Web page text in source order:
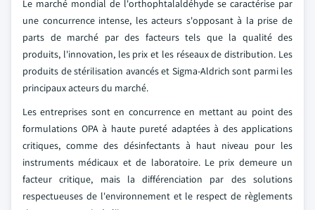
Le marché mondial de l'orthophtalaldéhyde se caractérise par
une concurrence intense, les acteurs s'opposant à la prise de
parts de marché par des facteurs tels que la qualité des
produits, l'innovation, les prix et les réseaux de distribution. Les
produits de stérilisation avancés et Sigma-Aldrich sont parmi les
principaux acteurs du marché.
Les entreprises sont en concurrence en mettant au point des
formulations OPA à haute pureté adaptées à des applications
critiques, comme des désinfectants à haut niveau pour les
instruments médicaux et de laboratoire. Le prix demeure un
facteur critique, mais la différenciation par des solutions
respectueuses de l'environnement et le respect de règlements